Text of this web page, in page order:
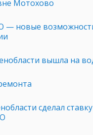
Мотохово
— новые
вышла на
сделал